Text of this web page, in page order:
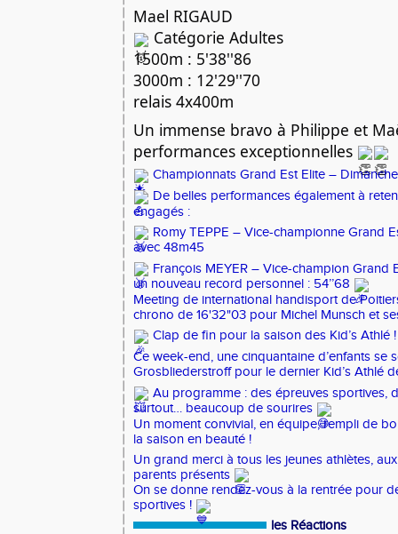
Mael RIGAUD
Catégorie Adultes
1500m : 5'38''86
3000m : 12'29''70
relais 4x400m
Un immense bravo à Philippe et
performances exceptionnelles
Championnats Grand Est Elite –
De belles performances également à
engagés :
Romy TEPPE – Vice-championne Grand
avec 48m45
François MEYER – Vice-champion Grand
un nouveau record personnel : 54’’68
Meeting de international handisport de
chrono de 16'32"03 pour Michel Munsch et
Clap de fin pour la saison des Kid’s Athlé
Ce week-end, une cinquantaine d’enfants se
Grosbliederstroff pour le dernier Kid’s Athlé
Au programme : des épreuves sportives,
surtout… beaucoup de sourires
Un moment convivial, en équipe, rempli de
la saison en beauté !
Un grand merci à tous les jeunes athlètes,
parents présents
On se donne rendez-vous à la rentrée pour
sportives !
les Réactions